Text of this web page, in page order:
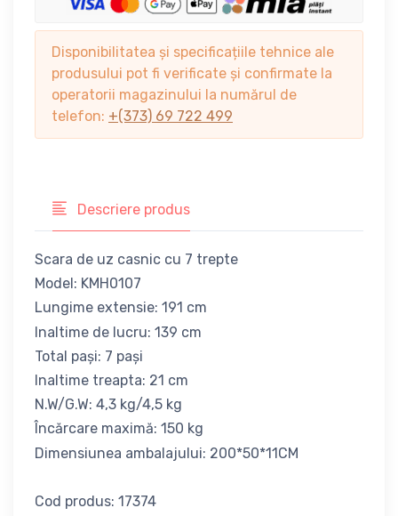
Disponibilitatea și specificațiile tehnice ale
produsului pot fi verificate și confirmate la
operatorii magazinului la numărul de
telefon: +(373) 69 722 499
Descriere produs
Scara de uz casnic cu 7 trepte
Model: KMH0107
Lungime extensie: 191 cm
Inaltime de lucru: 139 cm
Total pași: 7 pași
Inaltime treapta: 21 cm
N.W/G.W: 4,3 kg/4,5 kg
Încărcare maximă: 150 kg
Dimensiunea ambalajului: 200*50*11CM
Cod produs: 17374